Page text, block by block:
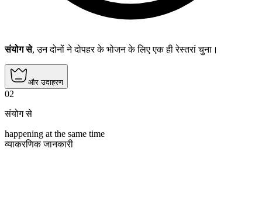
संयोग से, उन दोनों ने दोपहर के भोजन के लिए एक ही रेस्तरां चुना।
और उदाहरण
02
संयोग से
happening at the same time
व्याकरणिक जानकारी